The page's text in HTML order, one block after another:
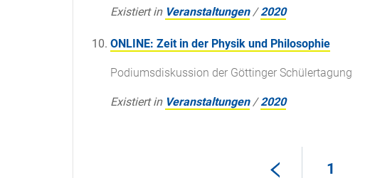
Existiert in Veranstaltungen /2020
ONLINE: Zeit in der Physik und Philosophie
Podiumsdiskussion der Göttinger Schülertagung
Existiert in Veranstaltungen /2020
1